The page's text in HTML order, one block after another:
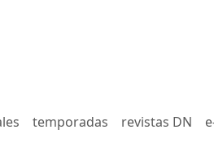
temporadas revistas DN